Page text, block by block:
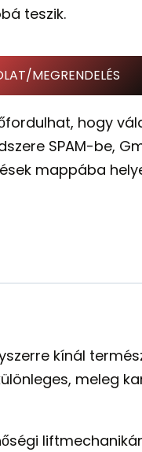
teszik.
MEGRENDELÉS
hogy
SPAM-be,
mappába
kínál
meleg